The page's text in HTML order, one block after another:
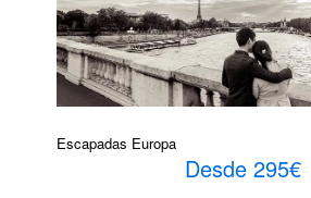
Escapadas Europa
Desde 295€